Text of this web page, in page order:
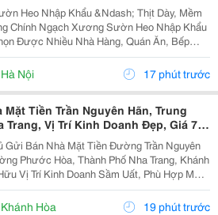
Heo Nhập Khẩu &Ndash; Thịt Dày, Mềm
Xương Sườn Heo Nhập Khẩu
Được Nhiều Nhà Hàng, Quán Ăn, Bếp
Và Gia Đình Ưa Chuộng Nhờ Phần Thịt
Ngọt, Xương Nhỏ Và Hương Vị Thơm Ngon
....
Hà Nội 17 phút trước
Mặt Tiền Trần Nguyên Hãn, Trung
Trang, Vị Trí Kinh Doanh Đẹp, Giá 7,4
Gửi Bán Nhà Mặt Tiền Đường Trần Nguyên
Phước Hòa, Thành Phố Nha Trang, Khánh
Vị Trí Kinh Doanh Sầm Uất, Phù Hợp Mở
Văn Phòng, Showroom Hoặc Đầu Tư Cho
Thuê Lâu Dài. Thông Tin Chi Tiết. - Địa Chỉ: Số...
Khánh Hòa 19 phút trước